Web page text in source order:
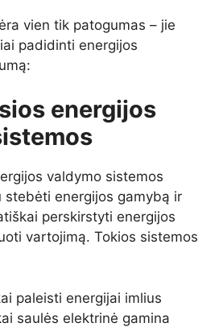
vien tik patogumas – jie
padidinti energijos
energijos
valdymo sistemos
stebėti energijos gamybą ir
perskirstyti energijos
vartojimą. Tokios sistemos
paleisti energijai imlius
saulės elektrinė gamina